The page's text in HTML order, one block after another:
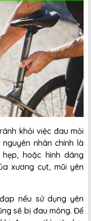
khỏi việc đau mỏi
nhân chính là
hoặc hình dáng
xương cụt, mũi yên
nếu sử dụng yên
sẽ bị đau mông. Để